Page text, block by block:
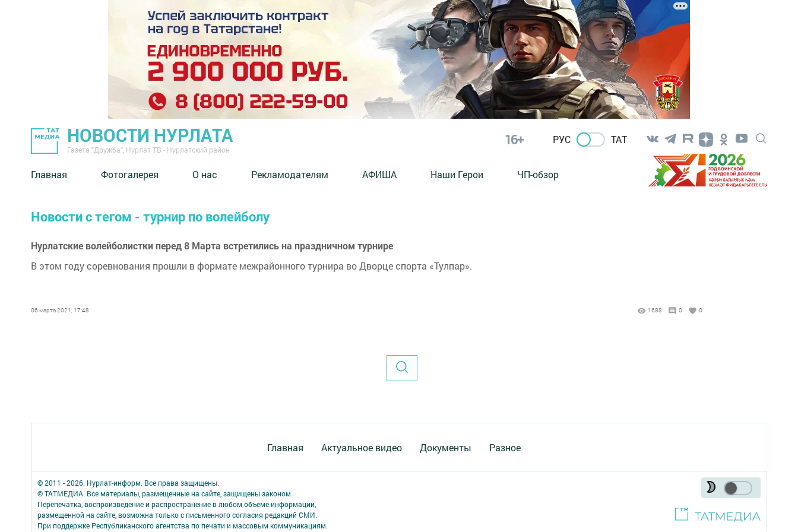
НОВОСТИ НУРЛАТА
Газета "Дружба", Нурлат ТВ - Нурлатский район
16+ РУС ТАТ
Главная Фотогалерея О нас Рекламодателям АФИША Наши Герои ЧП-обзор
Новости с тегом - турнир по волейболу
Нурлатские волейболистки перед 8 Марта встретились на праздничном турнире
В этом году соревнования прошли в формате межрайонного турнира во Дворце спорта «Тулпар».
06 марта 2021, 17:48 1688 0 0
Главная Актуальное видео Документы Разное
© 2011 - 2026. Нурлат-⁠информ. Все права защищены.
© ТАТМЕДИА. Все материалы, размещенные на сайте, защищены законом.
Перепечатка, воспроизведение и распространение в любом объеме информации,
размещенной на сайте, возможна только с письменного согласия редакций СМИ.
При поддержке Республиканского агентства по печати и массовым коммуникациям.